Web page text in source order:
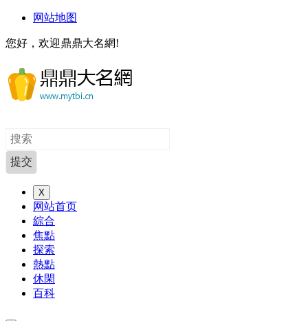
网站地图
您好，欢迎鼎鼎大名網!
X
网站首页
綜合
焦點
探索
熱點
休閑
百科